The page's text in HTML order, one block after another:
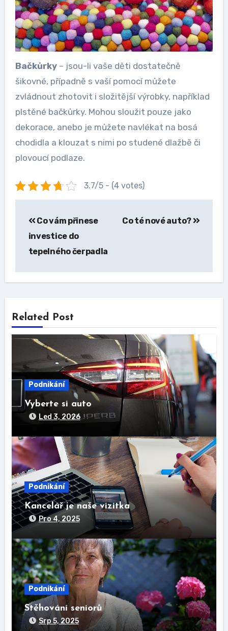
Bačkůrky– jsou-li vaše děti dostatečně
šikovné, případně s vaší pomocí můžete
zvládnout zhotovit i složitější výrobky, například
plstěné bačkůrky. Mohou sloužit pouze jako
dekorace, anebo je můžete navlékat na bosá
chodidla a klouzat s nimi po studené dlažbě či
plovoucí podlaze.
3.7/5 - (4 votes)
pro
příspěvek
Co vám přinese
investice do
tepelného čerpadla
Co té nové auto?
Related Post
Podnikání
Vyberte si auto
Led 3, 2026
Podnikání
Kancelář je naše vizitka
Pro 4, 2025
Podnikání
Stěhování seniorů
Srp 5, 2025